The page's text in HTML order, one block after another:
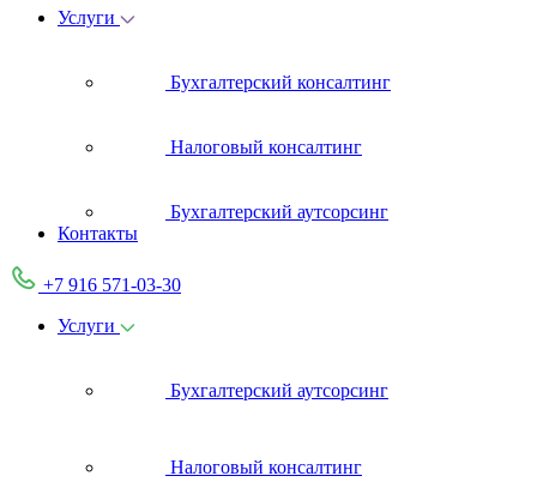
Услуги
Бухгалтерский консалтинг
Налоговый консалтинг
Бухгалтерский аутсорсинг
Контакты
+7 916 571-03-30
Услуги
Бухгалтерский аутсорсинг
Налоговый консалтинг